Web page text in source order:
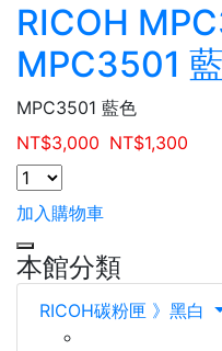
本館分類
RICOH碳粉匣 》黑白
RICOH
MPC3501
MPC3501 藍色
NT$3,000 NT$1,300
加入購物車